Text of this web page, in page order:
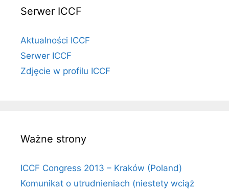
Serwer ICCF
Aktualności ICCF
Serwer ICCF
Zdjęcie w profilu ICCF
Ważne strony
ICCF Congress 2013 – Kraków (Poland)
Komunikat o utrudnieniach (niestety wciąż